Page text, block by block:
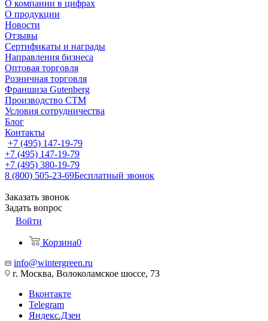
О компании в цифрах
О продукции
Новости
Отзывы
Сертификаты и награды
Направления бизнеса
Оптовая торговля
Розничная торговля
Франшиза Gutenberg
Производство СТМ
Условия сотрудничества
Блог
Контакты
+7 (495) 147-19-79
+7 (495) 147-19-79
+7 (495) 380-19-79
8 (800) 505-23-69Бесплатный звонок
Заказать звонок
Задать вопрос
Войти
Корзина0
info@wintergreen.ru
г. Москва, Волоколамское шоссе, 73
Вконтакте
Telegram
Яндекс.Дзен